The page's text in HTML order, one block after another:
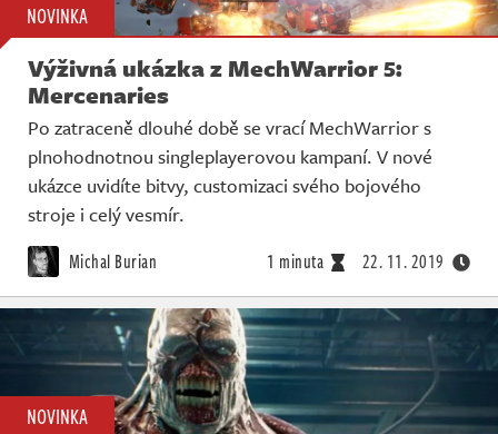
NOVINKA
Výživná ukázka z MechWarrior 5:
Mercenaries
Po zatraceně dlouhé době se vrací MechWarrior s
plnohodnotnou singleplayerovou kampaní. V nové
ukázce uvidíte bitvy, customizaci svého bojového
stroje i celý vesmír.
Michal Burian 1 minuta 22. 11. 2019
NOVINKA